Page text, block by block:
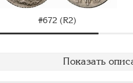
#672 (R2)
Показать